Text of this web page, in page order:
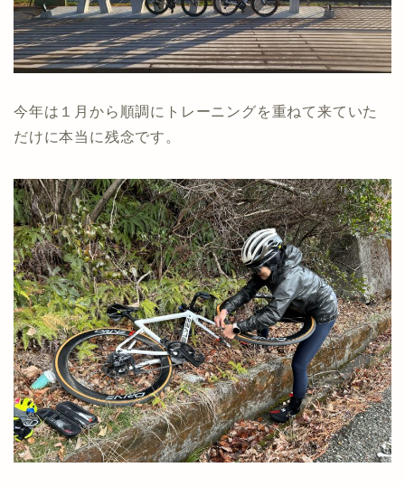
今年は１月から順調にトレーニングを重ねて来ていた
だけに本当に残念です。